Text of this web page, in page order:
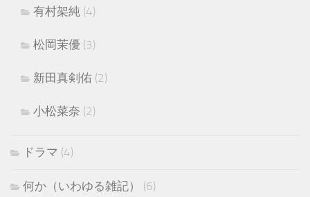
有村架純 (4)
松岡茉優 (3)
新田真剣佑 (2)
小松菜奈 (2)
ドラマ (4)
何か（いわゆる雑記）
(6)